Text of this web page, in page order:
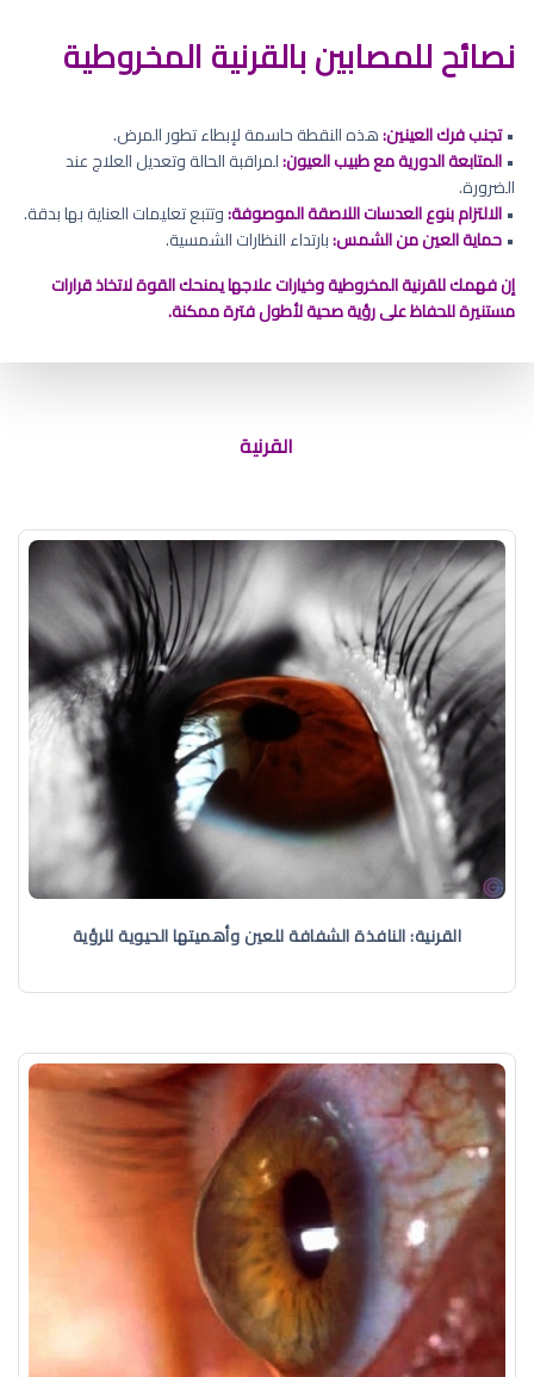
نصائح للمصابين بالقرنية المخروطية
•تجنب فرك العينين:هذه النقطة حاسمة لإبطاء تطور المرض.
•المتابعة الدورية مع طبيب العيون:لمراقبة الحالة وتعديل العلاج عند
الضرورة.
•الالتزام بنوع العدسات اللاصقة الموصوفة:وتتبع تعليمات العناية بها بدقة.
•حماية العين من الشمس:بارتداء النظارات الشمسية.
إن فهمك للقرنية المخروطية وخيارات علاجها يمنحك القوة لاتخاذ قرارات
مستنيرة للحفاظ على رؤية صحية لأطول فترة ممكنة.
القرنية
القرنية: النافذة الشفافة للعين وأهميتها الحيوية للرؤية